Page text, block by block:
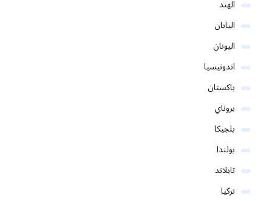
الهند
اليابان
اليونان
اندونيسيا
باكستان
بروناي
بلجيكا
بولندا
تايلاند
تركيا